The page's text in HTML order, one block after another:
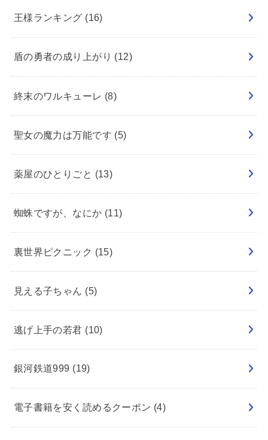
王様ランキング (16)
盾の勇者の成り上がり (12)
終末のワルキューレ (8)
聖女の魔力は万能です (5)
薬屋のひとりごと (13)
蜘蛛ですが、なにか (11)
裏世界ピクニック (15)
見える子ちゃん (5)
逃げ上手の若君 (10)
銀河鉄道999 (19)
電子書籍を安く読めるクーポン (4)